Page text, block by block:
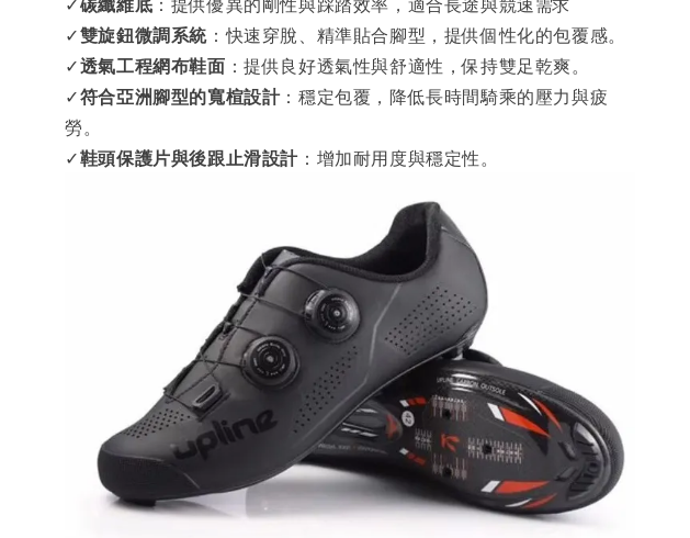
✓雙旋鈕微調系統 ：快速穿脫、精準貼合腳型，提供個性化的包覆感。
✓透氣工程網布鞋面 ：提供良好透氣性與舒適性，保持雙足乾爽。
✓符合亞洲腳型的寬楦設計：穩定包覆，降低長時間騎乘的壓力與疲
勞。
✓鞋頭保護片與後跟止滑設計 ：增加耐用度與穩定性。